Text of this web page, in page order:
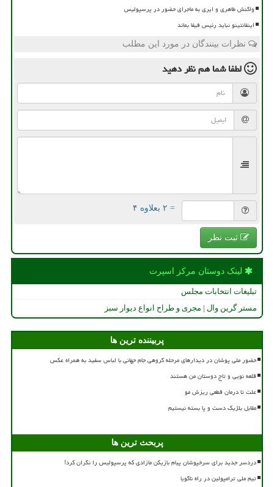
واکنش طاهری و ایری به ماجرای حضور در پرسپولیس
اینفانتینو نباید رئیس فیفا بماند
نظرات بینندگان در مورد این مطلب
لطفا شما همنظر دهید
= ۲ بعلاوه ۴
ثبت نظر
لینک دوستان مركز اسپرت
تبلیغات انتخابات مجلس
مستر گرین وال | مجری و طراح انواع دیوار سبز
پربیننده ترین ها
حضور ملی پوشان در دیدارهای مرحله گروهی جام جهانی با لباس سفید به همراه عکس
قلعه نویی و تاج دوستان من هستند
علت تا درمان قطعی ریزش مو
مقابل بلژیک دست و پا بسته نیستیم
پربحث ترین ها
دردسر جدید برای سرخپوشان پیام بازیکن مازادی که پرسپولیس را نگران کرد!
تیم ملی ترامپولین در راه ناگویا